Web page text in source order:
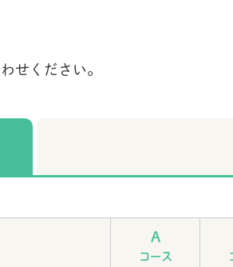
せください。
A
コース